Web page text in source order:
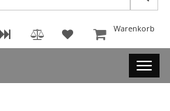
Warenkorb